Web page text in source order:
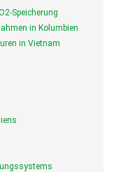
Speicherung
in Kolumbien
in Vietnam